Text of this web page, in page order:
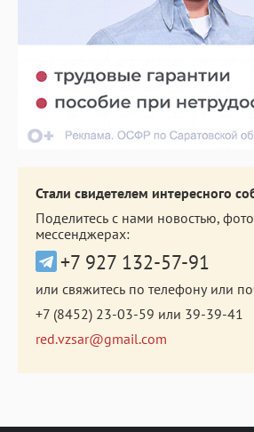
Стали свидетелем интересного
Поделитесь с нами новостью,
мессенджерах:
+7 927 132-57-91
или свяжитесь по телефону или
+7 (8452) 23-03-59 или 39-39-41
red.vzsar@gmail.com